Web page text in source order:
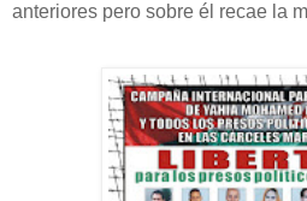
anteriores pero sobre él recae la